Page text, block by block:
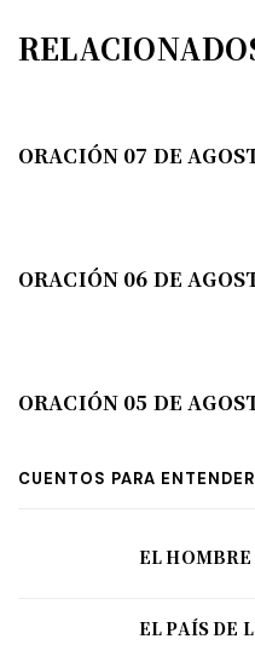
ORACIÓN 07 DE
ORACIÓN 06 DE
ORACIÓN 05 DE
CUENTOS PARA
EL HOMBRE
EL PAÍS DE